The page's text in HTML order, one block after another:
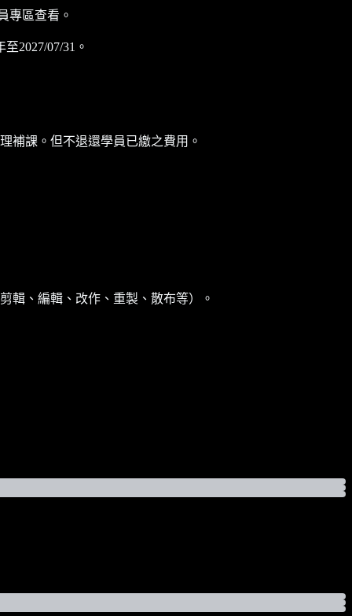
專區查看。
2027/07/31。
補課。但不退還學員已繳之費用。
輯、編輯、改作、重製、散布等）。